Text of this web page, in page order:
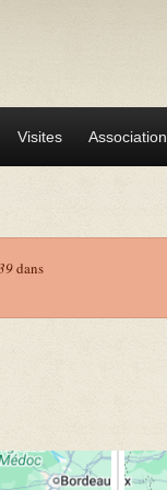
Visites Association
dans